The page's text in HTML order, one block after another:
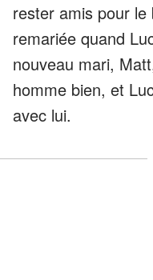
rester amis pour
remariée quand
nouveau mari,
homme bien, et
avec lui.